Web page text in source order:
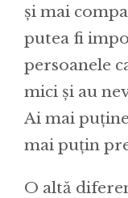
și mai
putea fi
persoanele
mici și au
Ai mai
mai puțin
O altă